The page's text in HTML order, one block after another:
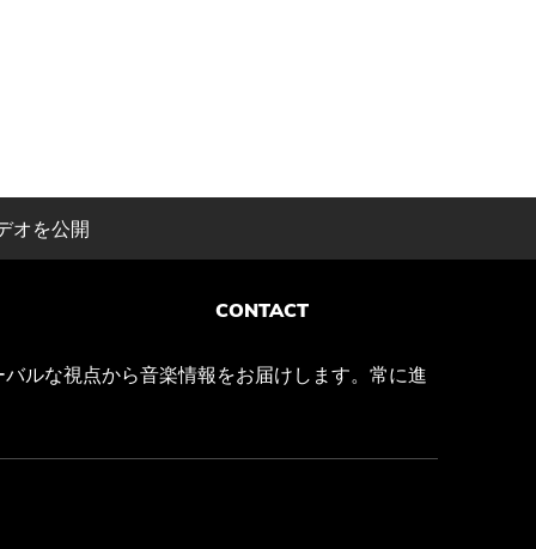
オを公開
CONTACT
ルな視点から音楽情報をお届けします。常に進